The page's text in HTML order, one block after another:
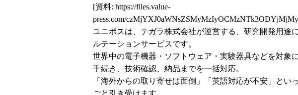
[資料: https://files.value-
press.com/
ユニポスは、テガラ株式会社が運営する、研究開発用途
ルテーションサービスです。
世界中の電子機器・ソフトウェア・実験器具などを対象
手続き、技術確認、納品までを一括対応。
「海外からの取り寄せは面倒」「英語対応が不安」とい
ごと引き受けます。